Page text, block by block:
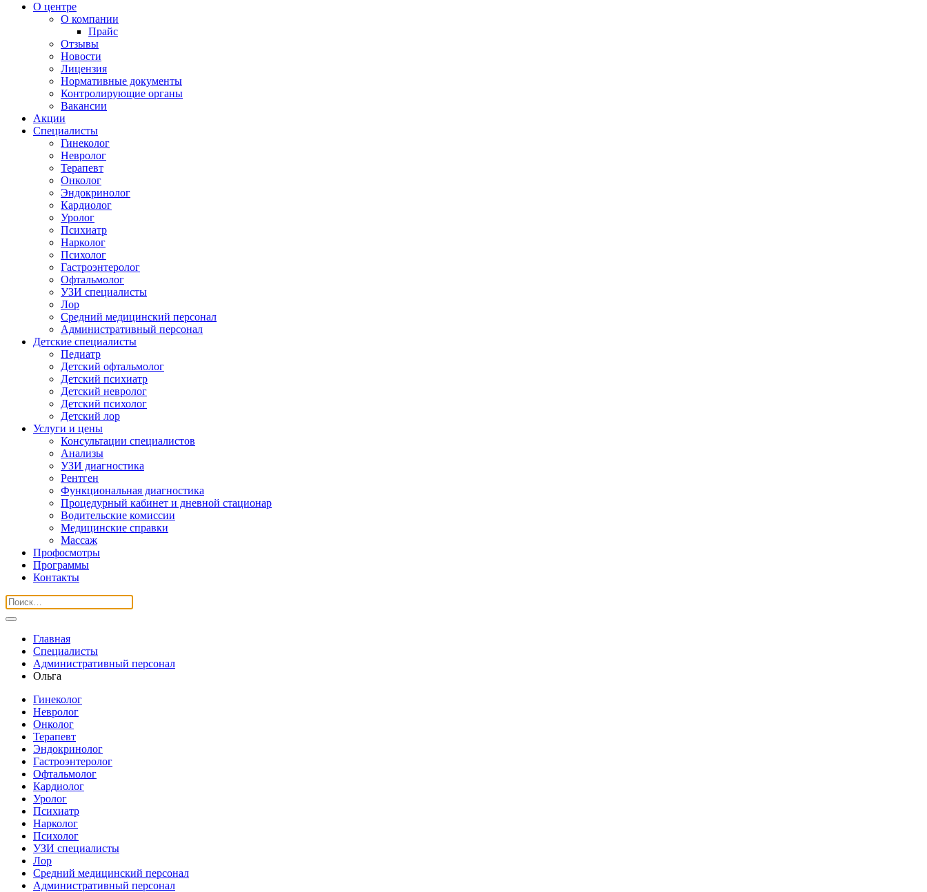
О центре
О компании
Прайс
Отзывы
Новости
Лицензия
Нормативные документы
Контролирующие органы
Вакансии
Акции
Специалисты
Гинеколог
Невролог
Терапевт
Онколог
Эндокринолог
Кардиолог
Уролог
Психиатр
Нарколог
Психолог
Гастроэнтеролог
Офтальмолог
УЗИ специалисты
Лор
Средний медицинский персонал
Административный персонал
Детские специалисты
Педиатр
Детский офтальмолог
Детский психиатр
Детский невролог
Детский психолог
Детский лор
Услуги и цены
Консультации специалистов
Анализы
УЗИ диагностика
Рентген
Функциональная диагностика
Процедурный кабинет и дневной стационар
Водительские комиссии
Медицинские справки
Массаж
Профосмотры
Программы
Контакты
Главная
Специалисты
Административный персонал
Ольга
Гинеколог
Невролог
Онколог
Терапевт
Эндокринолог
Гастроэнтеролог
Офтальмолог
Кардиолог
Уролог
Психиатр
Нарколог
Психолог
УЗИ специалисты
Лор
Средний медицинский персонал
Административный персонал